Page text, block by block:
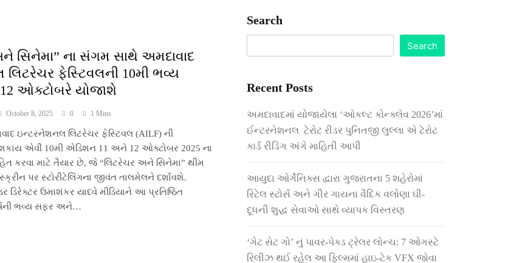
સિનેમા” ના સંગમ સાથે અમદાવાદ
ફેસ્ટિવલની 10મી ભવ્ય
ઓક્ટોબરે યોજાશે
October 8, 2025 0 1 Mins
ઇન્ટરનેશનલ લિટરેચર ફેસ્ટિવલ (AILF) ની
એવી 10મી એડિશન 11 અને 12 ઓક્ટોબર 2025 ના
કરવા માટે તૈયાર છે, જે “લિટરેચર અને સિનેમા” થીમ
પર સ્ટોરીટેલિંગના જીવંત તાલમેલને દર્શાવશે.
ડિરેક્ટર ઉમાશંકર યાદવે મીડિયાને આ પ્રતિષ્ઠિત
ભવ્ય સફર અને…
Search
Search
Recent Posts
અમદાવાદમાં યોજાયેલા ‘ઓકલ્ટ કોન્ક્લેવ 2026’માં
ઈન્ટરનેશનલ ટેરોટ રીડર પુનિતજી લુલ્લા એ ટેરોટ
કાર્ડ રીડિંગ અંગે માહિતી આપી
આયુદા ઓર્ગેનિક્સ દ્વારા ગુજરાતના 5 શહેરોમાં
રિટેલ સ્ટોર્સ અને ગીર ગાયના વૈદિક વલોણા ઘી-
દૂધની શુદ્ધ સેવાઓ સાથે વ્યાપક વિસ્તરણ
‘ગેટ સેટ ગો’ નું પાવર-પેક્ડ ટ્રેલર લોન્ચ: 7 ઓગસ્ટે
રિલીઝ થઈ રહેલ આ ફિલ્મમાં હાઇ-ટેક VFX જોવા